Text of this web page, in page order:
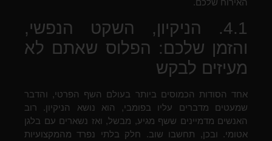
האירוח שלכם.
4.1. הניקיון, השקט הנפשי,
והזמן שלכם: הפלוס שאתם לא
מעיזים לבקש
אחד הסודות הכמוסים ביותר בעולם השף הפרטי, והדבר
שמעטים מדברים עליו בפומבי, הוא נושא הניקיון. רוב
האנשים מדמיינים ששף מגיע, מבשל, ואז נשארים עם בלגן
אטומי. ובכן, תחשבו שוב. חלק בלתי נפרד מהמקצועיות